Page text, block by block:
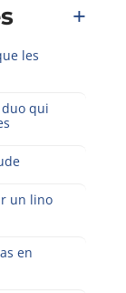
les
qui
un lino
en